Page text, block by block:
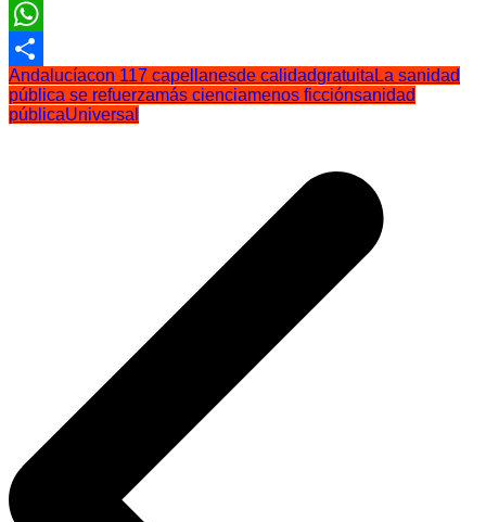
Facebook
WhatsApp
Compartir
Andalucíacon 117 capellanesde calidadgratuita La sanidad
pública se refuerzamás cienciamenos ficciónsanidad
públicaUniversal